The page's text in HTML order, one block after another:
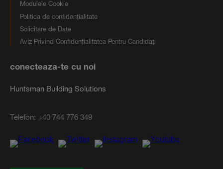
Modulele Cookie
Politica de confidențialitate
Solicitare de Date
Aviz Privind Confidențialitatea Pentru Candidați
conecteaza-te cu noi
Huntsman Building Solutions
Telefon: +40 744 776 349